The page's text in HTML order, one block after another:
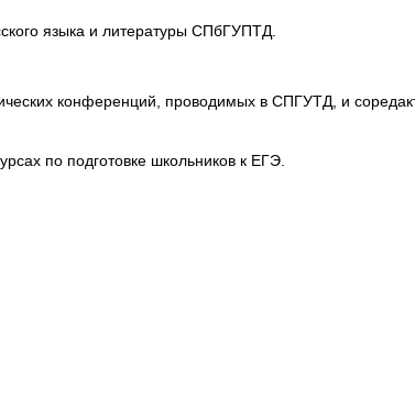
языка и литературы СПбГУПТД.
конференций, проводимых в СПГУТД, и
по подготовке школьников к ЕГЭ.